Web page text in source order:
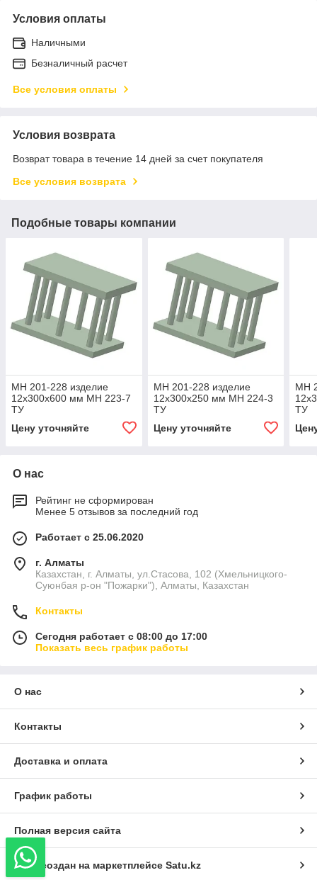
Условия оплаты
Наличными
Безналичный расчет
Все условия оплаты
Условия возврата
Возврат товара в течение 14 дней за счет покупателя
Все условия возврата
Подобные товары компании
МН 201-228 изделие
12x300x600 мм МН 223-7
ТУ
Цену уточняйте
МН 201-228 изделие
12x300x250 мм МН 224-3
ТУ
Цену уточняйте
МН
ТУ
О нас
Рейтинг не сформирован
Менее 5 отзывов за последний год
Работает с 25.06.2020
г. Алматы
Казахстан, г. Алматы, ул.Стасова, 102 (Хмельницкого-
Суюнбая р-он "Пожарки"), Алматы, Казахстан
Контакты
Сегодня работает с 08:00 до 17:00
Показать весь график работы
О нас
Контакты
Доставка и оплата
График работы
Полная версия сайта
Сайт создан на маркетплейсе Satu.kz